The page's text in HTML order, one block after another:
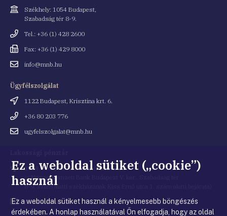
Cím
Székhely: 1054 Budapest,
Szabadság tér 8-9.
Telefonszám
Tel.: +36 (1) 428 2600
Fax
Fax: +36 (1) 429 8000
Emailinfo@mnb.hu
Ügyfélszolgálat
Cím
1122 Budapest, Krisztina krt. 6.
Telefonszám
+36 80 203 776
Emailugyfelszolgalat@mnb.hu
Cím 1054 Budapest, Kiss Ernő utca 1.
(a Magyar Nemzeti Bank Budapest V. ker., Szabadság tér
8-9. szám alatti székházának Kiss Ernő utca 1. szám alatti bejárata)
Email
cím
penztar@mnb.hu
Ez a weboldal sütiket („cookie”)
használ
Ez a weboldal sütiket használ a kényelmesebb böngészés
érdekében. A honlap használatával Ön elfogadja, hogy az oldal